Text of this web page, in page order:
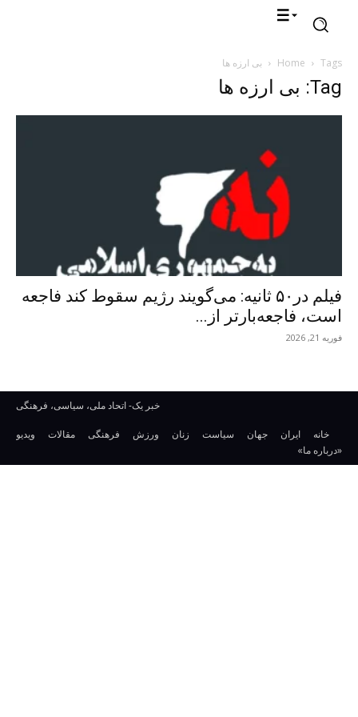
Home Tags بی ارزه ها
Tag: بی ارزه ها
فیلم در۵۰ ثانیه‌: می‌گویند رژیم سقوط کند فاجعه
است، فاجعه‌بارتر از...
فوریه 21, 2026
خبر یک- اتحاد ملی، سیاسی، فرهنگی
خانه ایران جهان سیاست زنان ورزش فرهنگی مقالات
ویدیو
«درباره ما»